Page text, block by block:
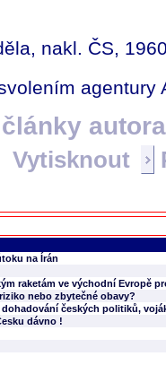
nakl. ČS,
agentury
články
Vytisknout
na Írán
raketám ve východní Evropě
nebo zbytečné obavy?
českých politiků,
dávno !